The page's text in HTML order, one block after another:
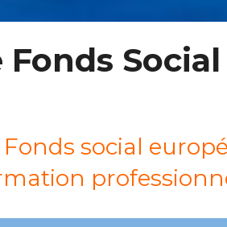
Fonds
Fonds social